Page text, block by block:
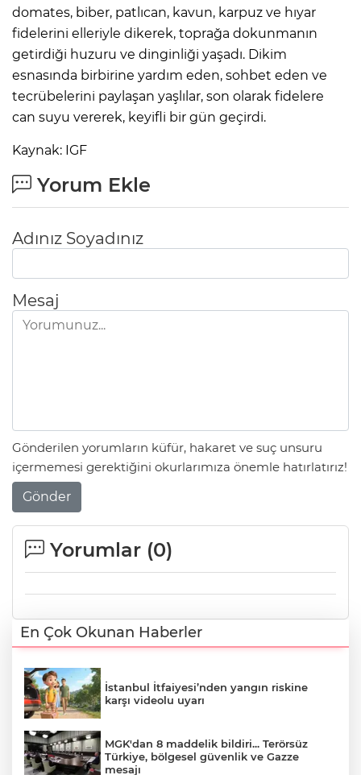
domates, biber, patlıcan, kavun, karpuz ve hıyar
fidelerini elleriyle dikerek, toprağa dokunmanın
getirdiği huzuru ve dinginliği yaşadı. Dikim
esnasında birbirine yardım eden, sohbet eden ve
tecrübelerini paylaşan yaşlılar, son olarak fidelere
can suyu vererek, keyifli bir gün geçirdi.
Kaynak: IGF
Yorum Ekle
Adınız Soyadınız
Mesaj
Gönderilen yorumların küfür, hakaret ve suç unsuru
içermemesi gerektiğini okurlarımıza önemle hatırlatırız!
Gönder
Yorumlar (0)
En Çok Okunan Haberler
İstanbul İtfaiyesi’nden yangın riskine
karşı videolu uyarı
MGK'dan 8 maddelik bildiri... Terörsüz
Türkiye, bölgesel güvenlik ve Gazze
mesajı